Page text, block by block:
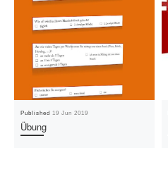
Published 19 Jun 2019
Übung